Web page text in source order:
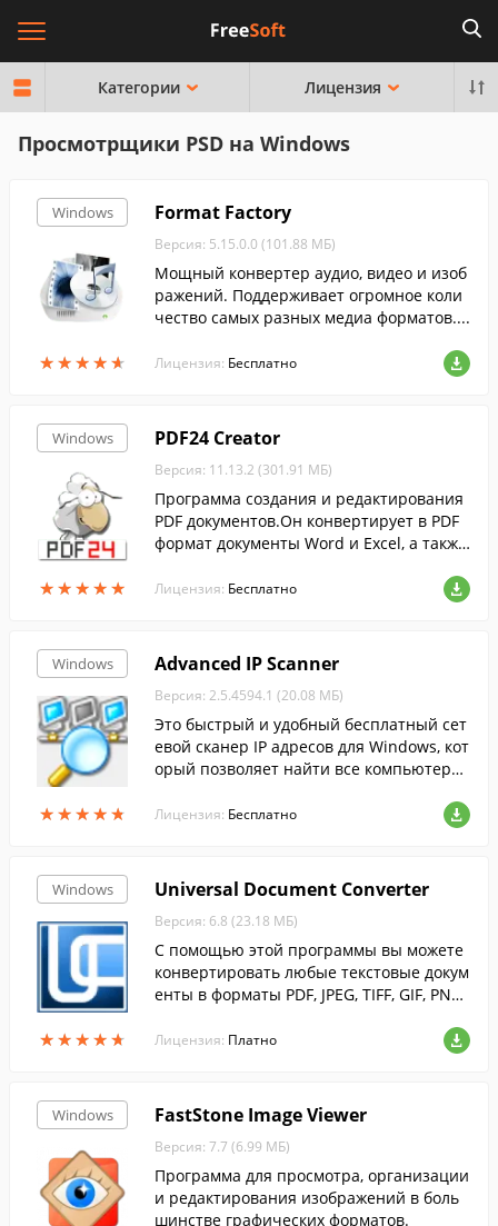
Категории Лицензия
Просмотрщики PSD на Windows
Windows
★★★★★
★★★★★
Format Factory
Версия: 5.15.0.0 (101.88 МБ)
Мощный конвертер аудио, видео и изоб
ражений. Поддерживает огромное коли
чество самых разных медиа форматов....
Лицензия: Бесплатно
Windows
★★★★★
★★★★★
PDF24 Creator
Версия: 11.13.2 (301.91 МБ)
Программа создания и редактирования
PDF документов.Он конвертирует в PDF
формат документы Word и Excel, а также
Лицензия: Бесплатно
Windows
★★★★★
★★★★★
Advanced IP Scanner
Версия: 2.5.4594.1 (20.08 МБ)
Это быстрый и удобный бесплатный сет
евой сканер IP адресов для Windows, кот
орый позволяет найти все компьютеры
орты.
Лицензия: Бесплатно
Windows
★★★★★
★★★★★
Universal Document Converter
Версия: 6.8 (23.18 МБ)
С помощью этой программы вы можете
конвертировать любые текстовые докум
енты в форматы PDF, JPEG, TIFF, GIF, PNG
Лицензия: Платно
Windows FastStone Image Viewer
Версия: 7.7 (6.99 МБ)
Программа для просмотра, организации
и редактирования изображений в боль
шинстве графических форматов.